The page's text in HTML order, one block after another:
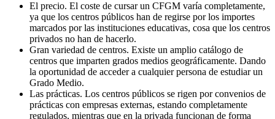
El precio. El coste de cursar un CFGM varía completamente,
ya que los centros públicos han de regirse por los importes
marcados por las instituciones educativas, cosa que los centros
privados no han de hacerlo.
Gran variedad de centros. Existe un amplio catálogo de
centros que imparten grados medios geográficamente. Dando
la oportunidad de acceder a cualquier persona de estudiar un
Grado Medio.
Las prácticas. Los centros públicos se rigen por convenios de
prácticas con empresas externas, estando completamente
regulados, mientras que en la privada funcionan de forma